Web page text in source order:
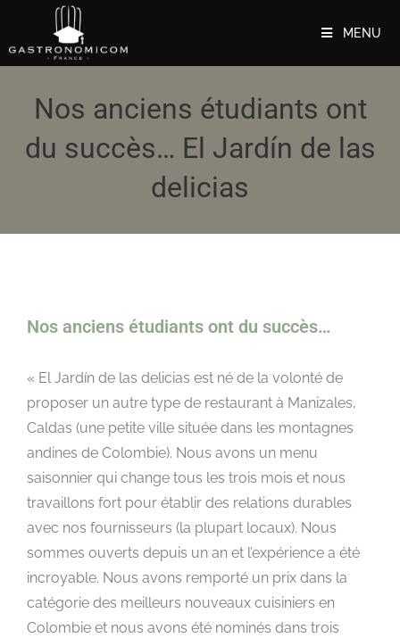
MENU
Nos anciens étudiants ont
du succès… El Jardín de las
delicias
Nos anciens étudiants ont du succès…
« El Jardín de las delicias est né de la volonté de
proposer un autre type de restaurant à Manizales,
Caldas (une petite ville située dans les montagnes
andines de Colombie). Nous avons un menu
saisonnier qui change tous les trois mois et nous
travaillons fort pour établir des relations durables
avec nos fournisseurs (la plupart locaux). Nous
sommes ouverts depuis un an et l’expérience a été
incroyable. Nous avons remporté un prix dans la
catégorie des meilleurs nouveaux cuisiniers en
Colombie et nous avons été nominés dans trois